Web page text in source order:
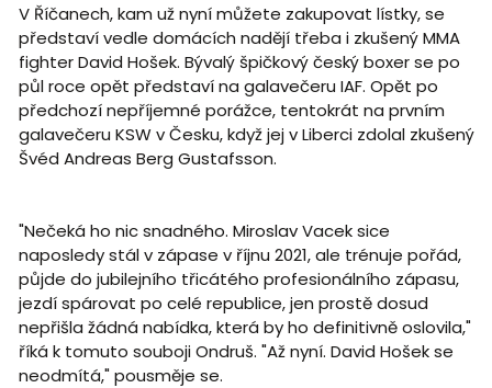
V Říčanech, kam už nyní můžete zakupovat lístky, se
představí vedle domácích nadějí třeba i zkušený MMA
fighter David Hošek. Bývalý špičkový český boxer se po
půl roce opět představí na galavečeru IAF. Opět po
předchozí nepříjemné porážce, tentokrát na prvním
galavečeru KSW v Česku, když jej v Liberci zdolal zkušený
Švéd Andreas Berg Gustafsson.
"Nečeká ho nic snadného. Miroslav Vacek sice
naposledy stál v zápase v říjnu 2021, ale trénuje pořád,
půjde do jubilejního třicátého profesionálního zápasu,
jezdí spárovat po celé republice, jen prostě dosud
nepřišla žádná nabídka, která by ho definitivně oslovila,"
říká k tomuto souboji Ondruš. "Až nyní. David Hošek se
neodmítá," pousměje se.